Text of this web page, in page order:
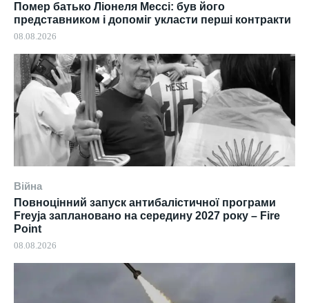
Помер батько Ліонеля Мессі: був його
представником і допоміг укласти перші контракти
08.08.2026
Війна
Повноцінний запуск антибалістичної програми
Freyja заплановано на середину 2027 року – Fire
Point
08.08.2026